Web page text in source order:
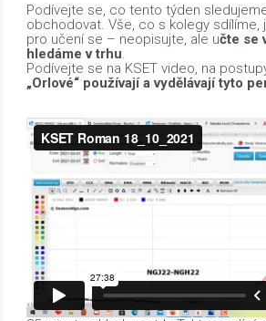
Podívejte se, co tento týden
obchodovat. Vše, co s kolegy sdílíme,
pro učení se – neopisujte, ale učte se
hledáme v trhu.
Podívejte se na KSET video, na
„Orlové“ používají a vydělávají tyto